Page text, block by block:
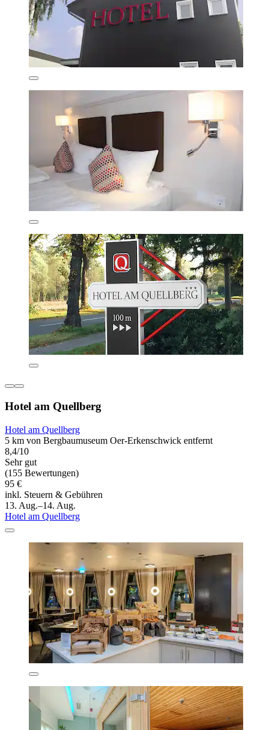
Hotel am Quellberg
Hotel am Quellberg
5 km von Bergbaumuseum Oer-Erkenschwick entfernt
8,4/10
Sehr gut
(155 Bewertungen)
95 €
inkl. Steuern & Gebühren
13. Aug.–14. Aug.
Hotel am Quellberg